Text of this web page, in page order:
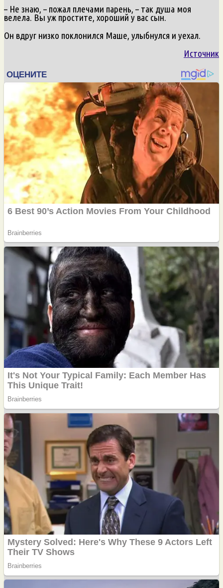
– Не знаю, – пожал плечами парень, – так душа моя
велела. Вы уж простите, хороший у вас сын.
Он вдруг низко поклонился Маше, улыбнулся и уехал.
Источник